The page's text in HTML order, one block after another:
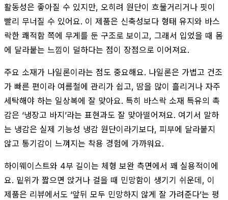
활동성은 좋아질 수 있지만, 오히려 원단이 흐물거리거나 핏이
빨리 무너질 수 있어요. 이 제품은 신축성보다 형태 유지와 바스
락한 쾌적함 쪽에 무게를 둔 구조로 보이고, 그래서 입었을 때 몸
에 달라붙는 느낌이 덜하다는 점이 장점으로 이어져요.
주요 소재가 나일론이라는 점도 중요해요. 나일론은 가볍고 건조
가 빠른 편이라 여름철에 관리가 쉽고, 땀을 많이 흘리거나 자주
세탁해야 하는 일상복에 잘 맞아요. 특히 바스락 소재 특유의 촉
감은 ‘냉장고 바지’라는 표현과도 잘 맞아떨어져요. 여기서 말하
는 냉감은 실제 기능성 냉감 원단이라기보다, 피부에 달라붙지
않고 통기감이 느껴지는 착용 경험에 가까워요.
하이웨이스트와 4부 길이는 체형 보완 측면에서 꽤 실용적이에
요. 밑위가 짧으면 앉거나 걸을 때 민망함이 생기기 쉬운데, 이
제품은 리뷰에서도 ‘앞뒤 모두 민망하지 않게 잘 가려준다’는 평